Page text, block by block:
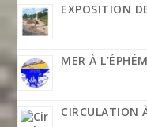
EXPOSITION
MER À
CIRCULATION